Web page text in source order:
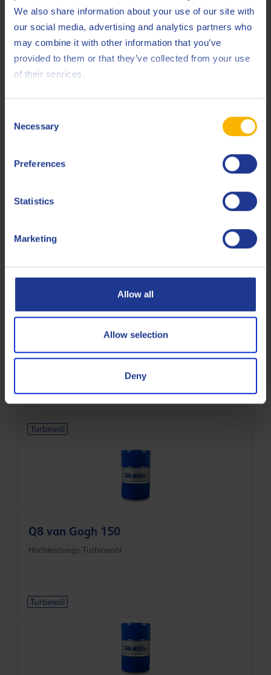
We also share information about your use of our site with
our social media, advertising and analytics partners who
may combine it with other information that you’ve
provided to them or that they’ve collected from your use
of their services.
Selection
Necessary
Preferences
Statistics
Marketing
Allow all
Allow selection
Deny
ISO 6743-5 L-TSA
ISO
Siemens
Q8 Volta 32
Ultrahochleistungs-Turbinenöl
Turbineöl
Q8 van Gogh 150
Hochleistungs-Turbinenöl
Turbineöl